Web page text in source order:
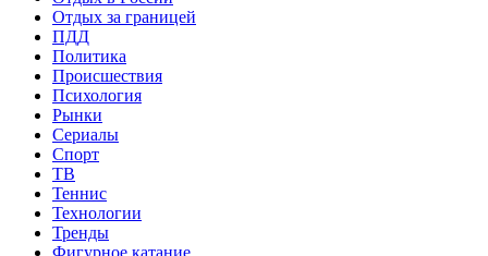
Отдых за границей
ПДД
Политика
Происшествия
Психология
Рынки
Сериалы
Спорт
ТВ
Теннис
Технологии
Тренды
Фигурное катание